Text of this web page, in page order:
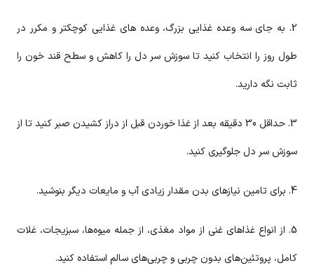
2. به جای سه وعده غذایی بزرگ، وعده های غذایی کوچکتر و مکرر در
طول روز را انتخاب کنید تا سوزش سر دل را کاهش و سطح قند خون را
ثابت نگه دارید.
3. حداقل 30 دقیقه بعد از غذا خوردن قبل از دراز کشیدن صبر کنید تا از
سوزش سر دل جلوگیری کنید.
4. برای تامین نیازهای بدن مقدار زیادی آب و مایعات دیگر بنوشید.
5. از انواع غذاهای غنی از مواد مغذی، از جمله میوه‌ها، سبزیجات، غلات
کامل، پروتئین‌های بدون چربی و چربی‌های سالم استفاده کنید.